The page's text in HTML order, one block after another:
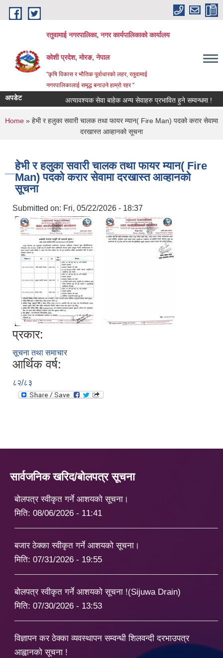
Skip to main content
रतुवामाई नगरपालिका, नगर कार्यपालिकाको कार्यालय
कोशी प्रदेश, मोरङ, नेपाल
"कृषि विकास र भौतिक पूर्वाधारको लहर, रतुवामाई
नगरपालिकालाई समृद्ध बनाउने हाम्रो रहर "
अपडेट अत्यावश्यक सेवा बाहेक अन्य सेवाहरु प्रभावित हुने सम्वन्धमा !
You are here
Home » हेभी र हलुका सवारी चालक तथा फायर म्यान( Fire Man) पदको करार सेवामा
दरखास्त आव्हानको सूचना
हेभी र हलुका सवारी चालक तथा फायर म्यान( Fire
Man) पदको करार सेवामा दरखास्त आव्हानको
सूचना
Submitted on: Fri, 05/22/2026 - 18:37
प्रकार:
सूचना तथा समाचार
आर्थिक वर्ष:
८२/८३
सार्वजनिक खरिद/बोलपत्र सूचना
बोलपत्र स्वीकृत गर्ने आशयको सूचना।
मिति: 08/06/2026 - 11:41
बजार ठेक्का स्वीकृत गर्ने आशयको सूचना।
मिति: 07/31/2026 - 19:55
बोलपत्र स्वीकृत गर्ने आशयको सूचना !(Sijuwa Drain)
मिति: 07/30/2026 - 13:53
विज्ञापन कर ठेक्का व्यवस्थापन सम्वन्धी शिलवन्दी दरभाउपत्र
आह्वानको सूचना !